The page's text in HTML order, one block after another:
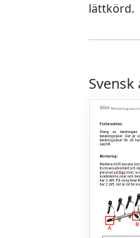
lättkörd.